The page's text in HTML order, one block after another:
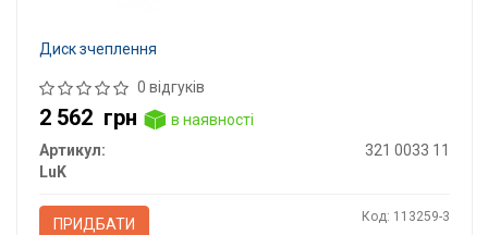
Диск зчеплення
0 відгуків
2 562 грн
в наявності
Артикул:
321 0033 11
LuK
ПРИДБАТИ Код: 113259-3